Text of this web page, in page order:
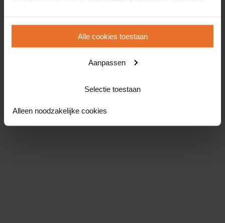
Alle cookies toestaan
Aanpassen
Selectie toestaan
Alleen noodzakelijke cookies